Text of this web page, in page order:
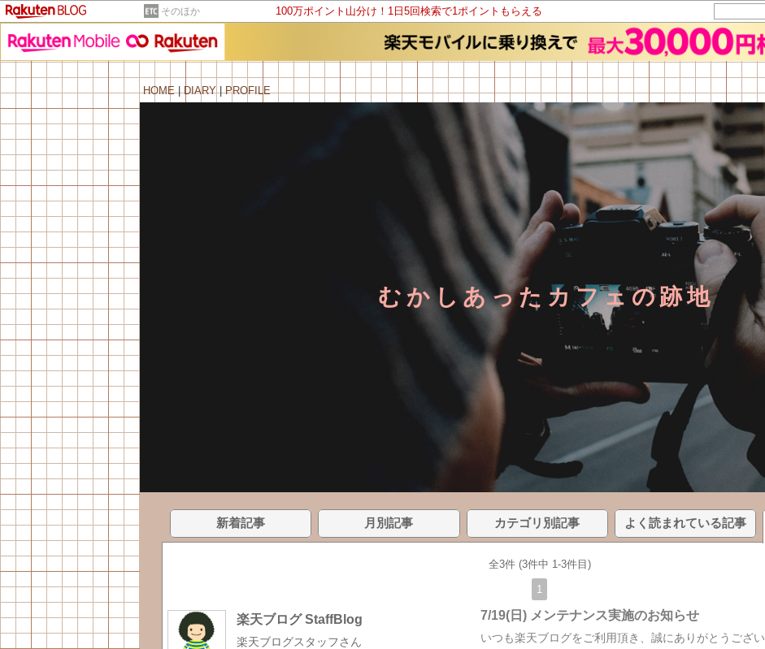
そのほか 100万ポイント山分け！1日5回検索で1ポイントもらえる
HOME|DIARY|PROFILE
むかしあったカフェの跡地
新着記事 月別記事 カテゴリ別記事 よく読まれている記事
全3件 (3件中 1-3件目)
1
楽天ブログ StaffBlog
楽天ブログスタッフさん
7/19(日) メンテナンス実施のお知らせ
いつも楽天ブログをご利用頂き、誠にありがとうござい